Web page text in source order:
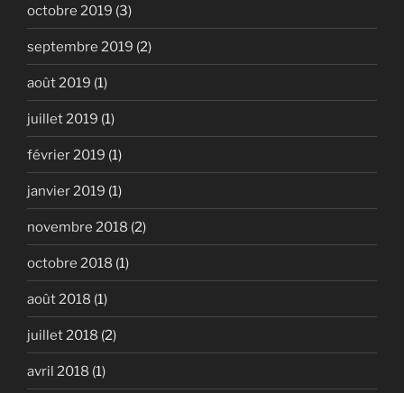
octobre 2019 (3)
septembre 2019 (2)
août 2019 (1)
juillet 2019 (1)
février 2019 (1)
janvier 2019 (1)
novembre 2018 (2)
octobre 2018 (1)
août 2018 (1)
juillet 2018 (2)
avril 2018 (1)